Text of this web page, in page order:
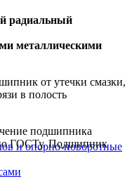
и опорно-поворотные
радиальный
металлическими
от утечки смазки,
в полость
подшипника
ГОСТу. Подшипник